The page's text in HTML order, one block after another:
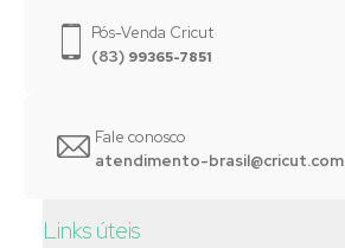
Pós-Venda Cricut
(83) 99365-7851
Fale conosco
atendimento-brasil@cricut.com
Links úteis